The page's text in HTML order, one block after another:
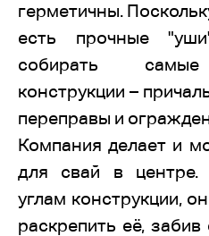
герметичны.
есть прочные
собирать самые
конструкции –
переправы и
Компания делает и
для свай в центре.
углам конструкции,
раскрепить её,